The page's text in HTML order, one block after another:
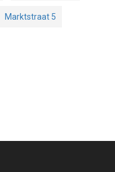
Marktstraat 5